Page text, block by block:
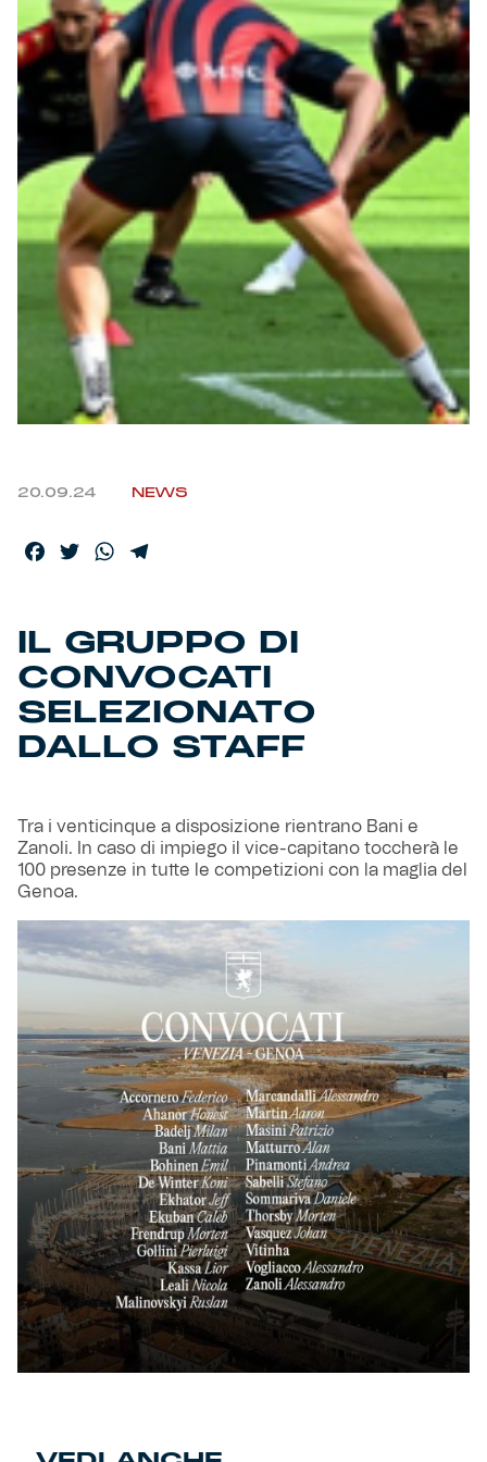
Robe di Kappa x Genoa
Vintage Collection
Red&Blue Voices
Kids
Accessori
Outlet
Gift Card Online Store
Fortissimo batte il mio cuor
20.09.24 NEWS
Facebook
TwitterWhatsApp
IL GRUPPO DI
CONVOCATI
SELEZIONATO
DALLO STAFF
Tra i venticinque a disposizione rientrano Bani e
Zanoli. In caso di impiego il vice-capitano toccherà le
100 presenze in tutte le competizioni con la maglia del
Genoa.